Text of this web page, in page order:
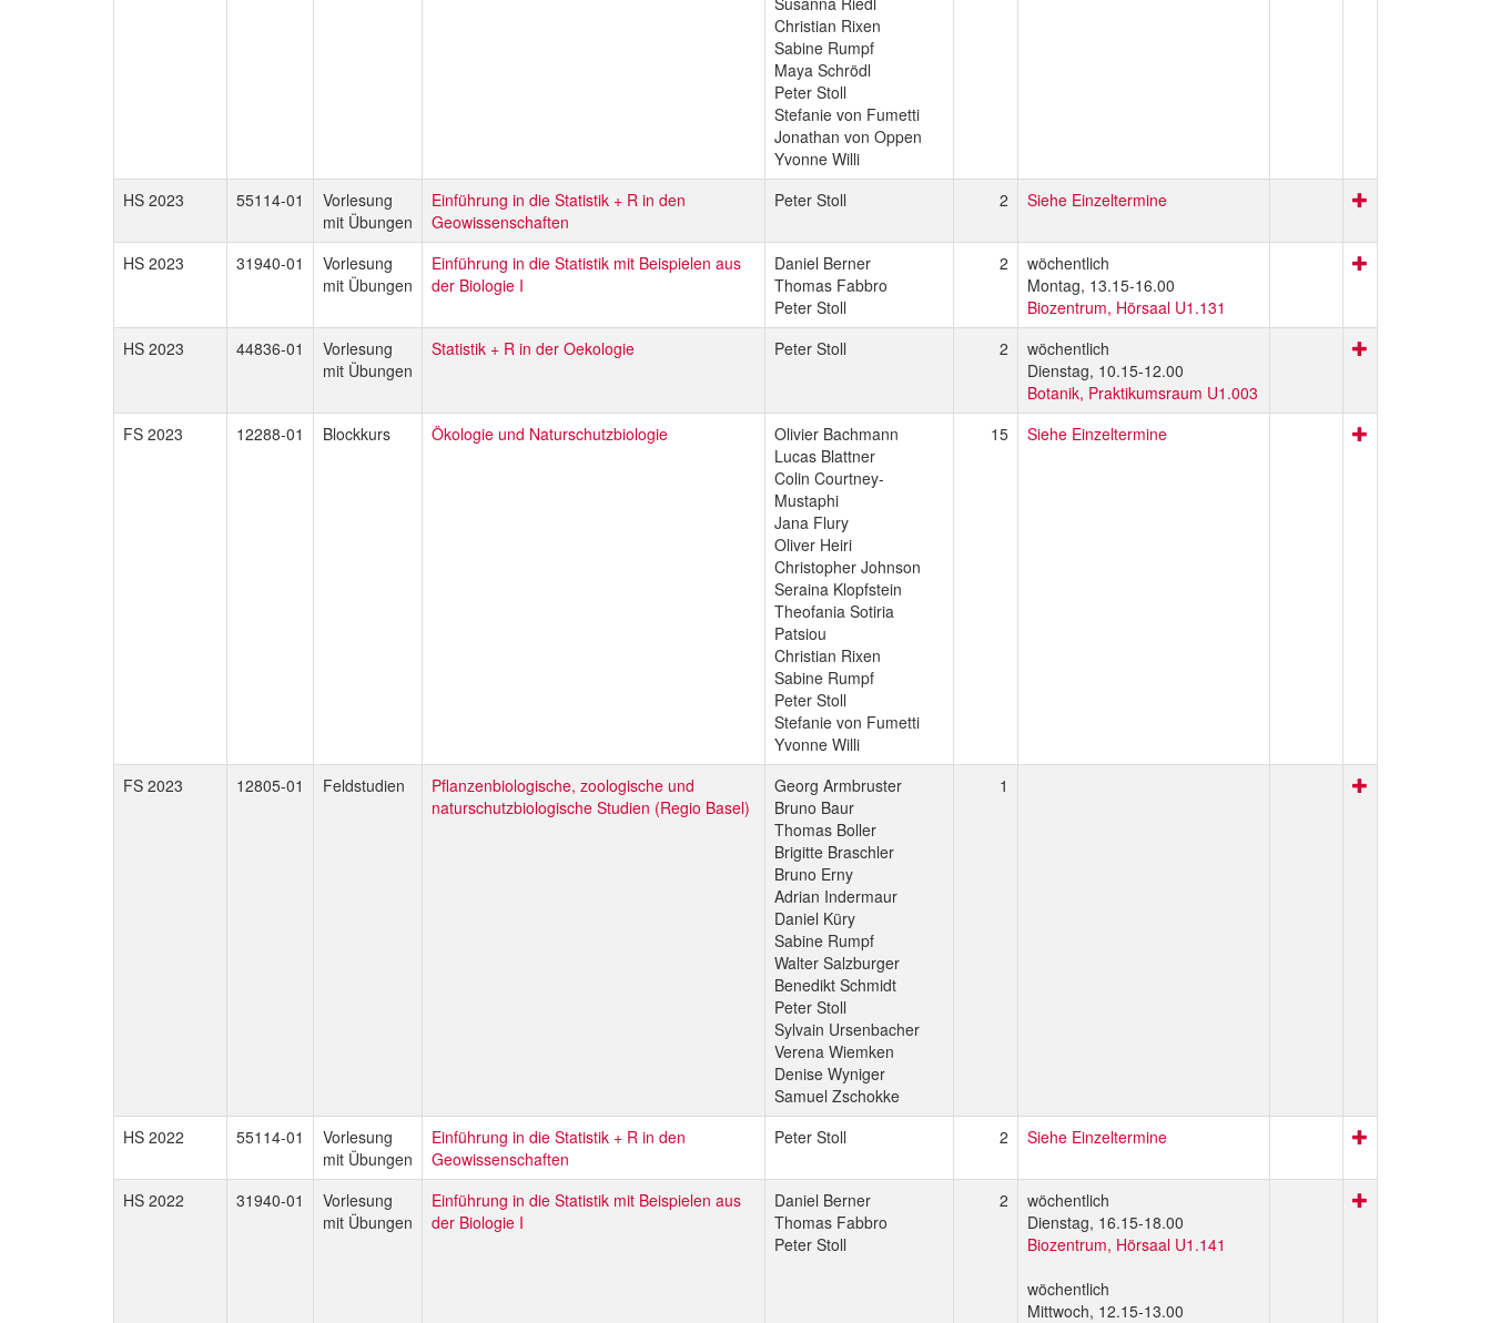
Christian Rixen
Sabine Rumpf
Maya Schrödl
Peter Stoll
Stefanie von Fumetti
Jonathan von Oppen
Yvonne Willi
HS 2023 55114-01
Vorlesung
mit Übungen
Einführung in die Statistik + R in den
Geowissenschaften
Peter Stoll 2 Siehe Einzeltermine
HS 2023 31940-01
Vorlesung
mit Übungen
Einführung in die Statistik mit Beispielen aus
der Biologie I
Daniel Berner
Thomas Fabbro
Peter Stoll
2
wöchentlich
Montag, 13.15-16.00
Biozentrum, Hörsaal U1.131
HS 2023
44836-01
Vorlesung
mit Übungen
Statistik + R in der Oekologie Peter Stoll 2
wöchentlich
Dienstag, 10.15-12.00
Botanik, Praktikumsraum U1.003
FS 2023
12288-01 Blockkurs Ökologie und Naturschutzbiologie
Olivier Bachmann
Lucas Blattner
Colin Courtney-
Mustaphi
Jana Flury
Oliver Heiri
Christopher Johnson
Seraina Klopfstein
Theofania Sotiria
Patsiou
Christian Rixen
Sabine Rumpf
Peter Stoll
Stefanie von Fumetti
Yvonne Willi
15 Siehe Einzeltermine
FS 2023 12805-01 Feldstudien
Pflanzenbiologische, zoologische und
naturschutzbiologische Studien (Regio Basel)
Georg Armbruster
Bruno Baur
Thomas Boller
Brigitte Braschler
Bruno Erny
Adrian Indermaur
Daniel Küry
Sabine Rumpf
Walter Salzburger
Benedikt Schmidt
Peter Stoll
Sylvain Ursenbacher
Verena Wiemken
Denise Wyniger
Samuel Zschokke
1
HS 2022 55114-01
Vorlesung
mit Übungen
Einführung in die Statistik + R in den
Geowissenschaften
Peter Stoll 2 Siehe Einzeltermine
HS 2022 31940-01
Vorlesung
mit Übungen
Einführung in die Statistik mit Beispielen aus
der Biologie I
Daniel Berner
Thomas Fabbro
Peter Stoll
2
wöchentlich
Dienstag, 16.15-18.00
Biozentrum, Hörsaal U1.141
wöchentlich
Mittwoch, 12.15-13.00